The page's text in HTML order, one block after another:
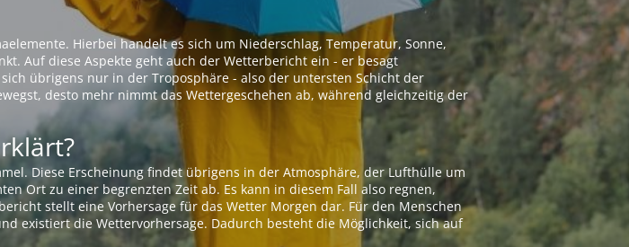
Hierbei handelt es sich um Niederschlag, Temperatur, Sonne,
Auf diese Aspekte geht auch der Wetterbericht ein - er besagt
übrigens nur in der Troposphäre - also der untersten Schicht der
desto mehr nimmt das Wettergeschehen ab, während gleichzeitig der
Diese Erscheinung findet übrigens in der Atmosphäre, der Lufthülle um
Ort zu einer begrenzten Zeit ab. Es kann in diesem Fall also regnen,
stellt eine Vorhersage für das Wetter Morgen dar. Für den Menschen
existiert die Wettervorhersage. Dadurch besteht die Möglichkeit, sich auf